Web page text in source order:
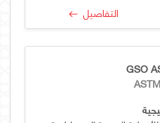
التفاصيل
GSO